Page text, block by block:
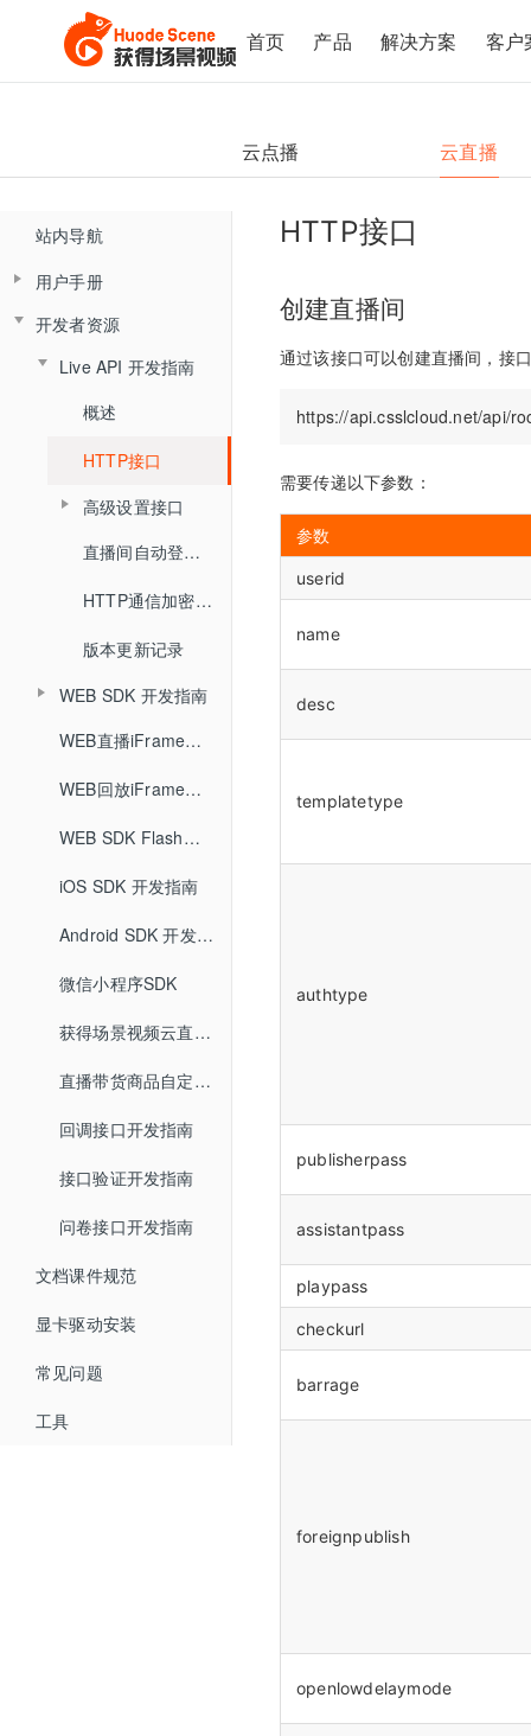
首页 产品 解决方案 客户
云点播 云直播
站内导航
用户手册
产品简介
控制台概述
直播间管理
创建直播间
分享链接
直播间设置
营销设置
观看端设置
讲师端设置
助教端设置
直播记录
直播回放
直播文档
直播监控
企业培训场景
创建企业培训直播间
分享链接
直播间设置
营销互动
直播回放
直播统计
高级设置
复制直播间
回放重置
全局设置
营销互动
防录屏设置
客户端设置
敏感词设置
直播审核
自定义未登录页
自定义表情
客户端大屏布局管理
微信公众号配置
微信支付商户号配置
统计分析
直播统计
回放统计
资产管理
打赏收益
红包账户
提现账户设置
开发设置
API接口设置
回调设置
直播客户端
直播客户端概述
文档模式
大屏模式
直播客户端 V6.0
手机直播
手机直播概述
iOS推流app
安卓推流app
微信直播
助教端
主持人端
主持人端概述
主持人客户端
主持人网页
观看端
观看PC页面
观看移动H5页面
打卡
抽奖
问卷
随堂测
打赏
红包雨
开发者资源
Live API 开发指南
概述
HTTP接口
高级设置接口
直播间管理
文档管理
回调
直播间自动登录方式
HTTP通信加密算法
版本更新记录
WEB SDK 开发指南
直播SDK
快速开始
直播SDK API
版本更新记录
回放SDK
快速开始
回放SDK API
版本更新记录
WEB直播iFrameUI 开发指南
WEB回放iFrameUI 开发指南
WEB SDK Flash升级H5
iOS SDK 开发指南
Android SDK 开发指南
微信小程序SDK
获得场景视频云直播插件使用说明
直播带货商品自定义跳转开发指南
回调接口开发指南
接口验证开发指南
问卷接口开发指南
文档课件规范
显卡驱动安装
常见问题
工具
HTTP接口
创建直播间
通过该接口可以创建直播间，接
需要传递以下参数：
参数
userid
name
desc
templatetype
authtype
publisherpass
assistantpass
playpass
checkurl
barrage
foreignpublish
openlowdelaymode